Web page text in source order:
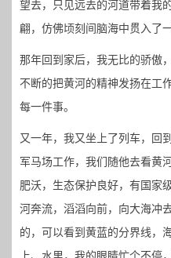
望去，只见远去的河道带着我
翩，仿佛顷刻间脑海中贯入了
那年回到家后，我无比的骄傲
不断的把黄河的精神发扬在工
每一件事。
又一年，我又坐上了列车，回
军马场工作，我们随他去看黄
肥沃，生态保护良好，有国家
河奔流，滔滔向前，向大海冲
的，可以看到黄蓝的分界线，
上、水里，我的眼睛忙个不停